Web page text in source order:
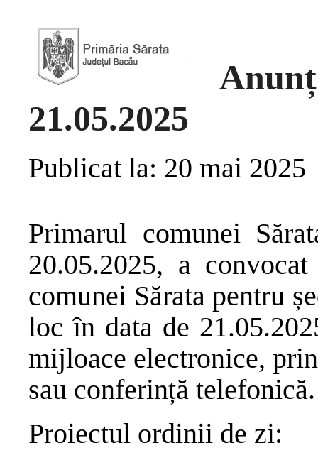
21.05.2025
Publicat la: 20 mai 2025
Primarul comunei
20.05.2025, a
comunei Sărata pentru
loc în data de
mijloace electronice,
sau conferință telefonică.
Proiectul ordinii de zi: